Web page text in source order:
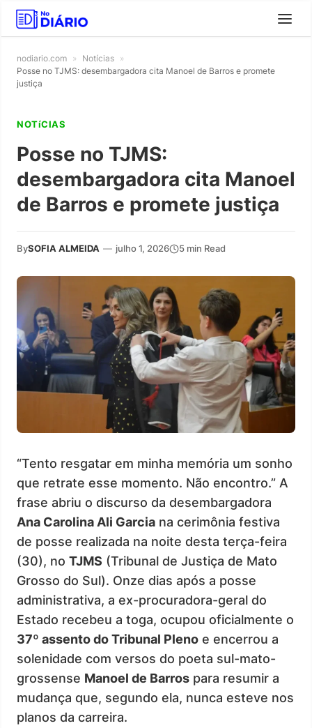
nodiario.com » Notícias »
Posse no TJMS: desembargadora cita Manoel de Barros e promete
justiça
NOTíCIAS
Posse no TJMS:
desembargadora cita Manoel
de Barros e promete justiça
BySOFIA ALMEIDA — julho 1, 2026 5 min Read
“Tento resgatar em minha memória um sonho
que retrate esse momento. Não encontro.” A
frase abriu o discurso da desembargadora
Ana Carolina Ali Garcia na cerimônia festiva
de posse realizada na noite desta terça-feira
(30), no TJMS (Tribunal de Justiça de Mato
Grosso do Sul). Onze dias após a posse
administrativa, a ex-procuradora-geral do
Estado recebeu a toga, ocupou oficialmente o
37º assento do Tribunal Pleno e encerrou a
solenidade com versos do poeta sul-mato-
grossense Manoel de Barros para resumir a
mudança que, segundo ela, nunca esteve nos
planos da carreira.